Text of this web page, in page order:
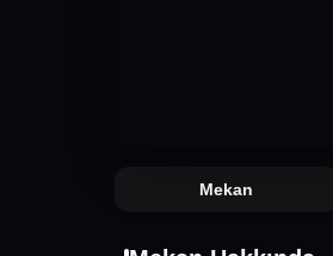
Mekan